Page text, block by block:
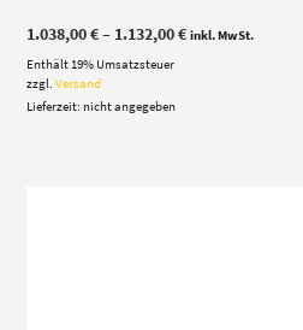
1.038,00€– 1.132,00€Preisspanne:
inkl. MwSt.
Enthält 19% Umsatzsteuer
zzgl.Versand
Lieferzeit: nicht angegeben